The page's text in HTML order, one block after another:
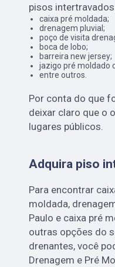
pisos intertravados.
caixa pré moldada;
drenagem pluvial;
poço de visita
boca de lobo;
barreira new jersey;
jazigo pré moldado
entre outros.
Por conta do que
deixar claro que o
lugares públicos.
Adquira piso
Para encontrar
moldada,
Paulo e caixa pré
outras opções do
drenantes, você
Drenagem e Pré